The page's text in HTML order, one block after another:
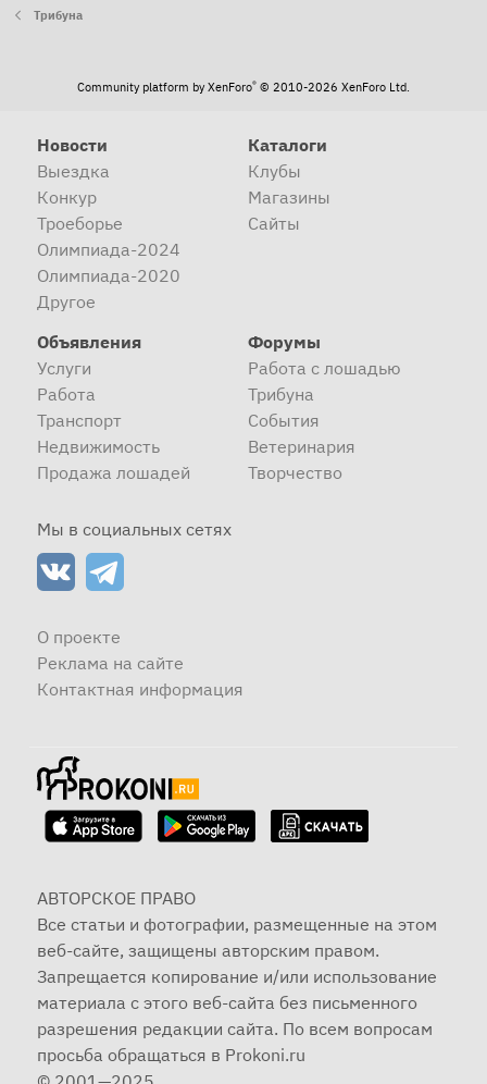
Трибуна
Community platform by XenForo® © 2010-2026 XenForo Ltd.
Новости
Выездка
Конкур
Троеборье
Олимпиада-2024
Олимпиада-2020
Другое
Каталоги
Клубы
Магазины
Сайты
Объявления
Услуги
Работа
Транспорт
Недвижимость
Продажа лошадей
Форумы
Работа с лошадью
Трибуна
События
Ветеринария
Творчество
Мы в социальных сетях
О проекте
Реклама на сайте
Контактная информация
АВТОРСКОЕ ПРАВО
Все статьи и фотографии, размещенные на этом
веб-сайте, защищены авторским правом.
Запрещается копирование и/или использование
материала с этого веб-сайта без письменного
разрешения редакции сайта. По всем вопросам
просьба обращаться в Prokoni.ru